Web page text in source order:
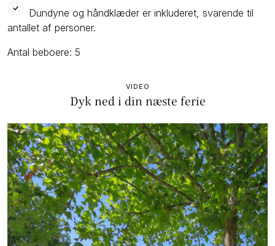
Dundyne og håndklæder er inkluderet, svarende til
antallet af personer.
Antal beboere: 5
VIDEO
Dyk ned i din næste ferie